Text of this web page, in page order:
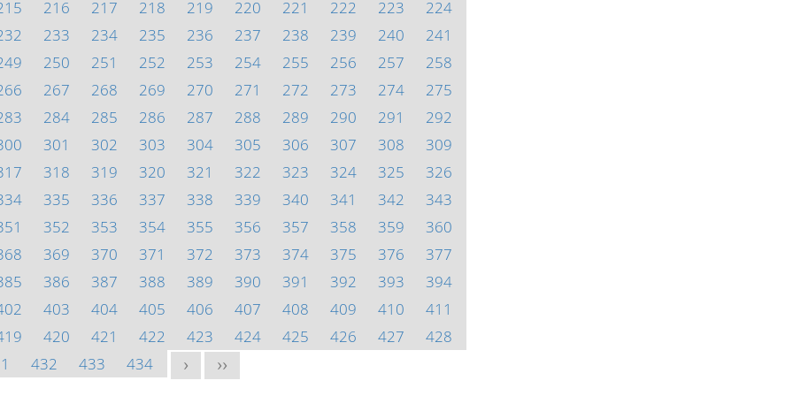
216 217 218 219 220 221 222 223
224
233 234 235 236 237 238 239 240
241
250 251 252 253 254 255 256 257
258
267 268 269 270 271 272 273 274
275
284 285 286 287 288 289 290 291
292
301 302 303 304 305 306 307 308
309
318 319 320 321 322 323 324 325
326
335 336 337 338 339 340 341 342
343
352 353 354 355 356 357 358 359
360
369 370 371 372 373 374 375 376
377
386 387 388 389 390 391 392 393
394
403 404 405 406 407 408 409 410
411
420 421 422 423 424 425 426 427
428
432 433 434 > >>